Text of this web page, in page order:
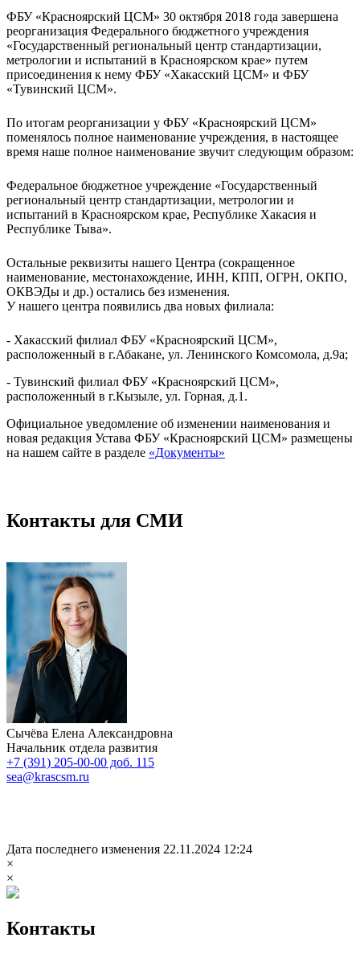
ФБУ «Красноярский ЦСМ» 30 октября 2018 года завершена
реорганизация Федерального бюджетного учреждения
«Государственный региональный центр стандартизации,
метрологии и испытаний в Красноярском крае» путем
присоединения к нему ФБУ «Хакасский ЦСМ» и ФБУ
«Тувинский ЦСМ».
По итогам реорганизации у ФБУ «Красноярский ЦСМ»
поменялось полное наименование учреждения, в настоящее
время наше полное наименование звучит следующим образом:
Федеральное бюджетное учреждение «Государственный
региональный центр стандартизации, метрологии и
испытаний в Красноярском крае, Республике Хакасия и
Республике Тыва».
Остальные реквизиты нашего Центра (сокращенное
наименование, местонахождение, ИНН, КПП, ОГРН, ОКПО,
ОКВЭДы и др.) остались без изменения.
У нашего центра появились два новых филиала:
- Хакасский филиал ФБУ «Красноярский ЦСМ»,
расположенный в г.Абакане, ул. Ленинского Комсомола, д.9а;
- Тувинский филиал ФБУ «Красноярский ЦСМ»,
расположенный в г.Кызыле, ул. Горная, д.1.
Официальное уведомление об изменении наименования и
новая редакция Устава ФБУ «Красноярский ЦСМ» размещены
на нашем сайте в разделе «Документы»
Контакты для СМИ
Сычёва Елена Александровна
Начальник отдела развития
+7 (391) 205-00-00 доб. 115
sea@krascsm.ru
Дата последнего изменения 22.11.2024 12:24
×
×
Контакты